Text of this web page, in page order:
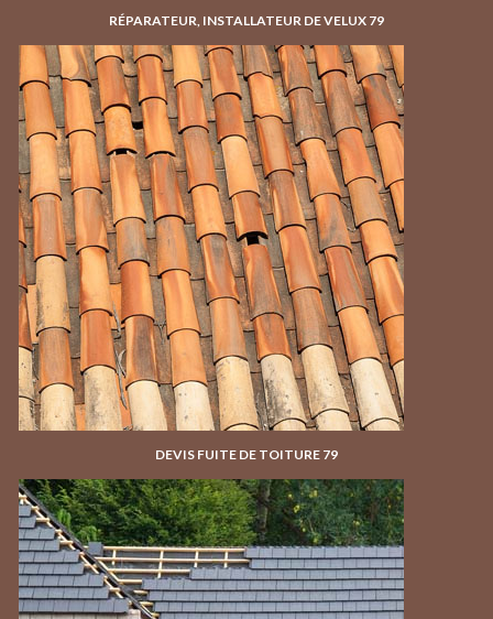
RÉPARATEUR, INSTALLATEUR DE VELUX 79
DEVIS FUITE DE TOITURE 79